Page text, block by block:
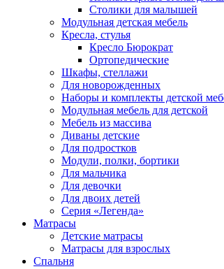
Столики для малышей
Модульная детская мебель
Кресла, стулья
Кресло Бюрократ
Ортопедические
Шкафы, стеллажи
Для новорожденных
Наборы и комплекты детской
Модульная мебель для детской
Мебель из массива
Диваны детские
Для подростков
Модули, полки, бортики
Для мальчика
Для девочки
Для двоих детей
Серия «Легенда»
Матрасы
Детские матрасы
Матрасы для взрослых
Спальня